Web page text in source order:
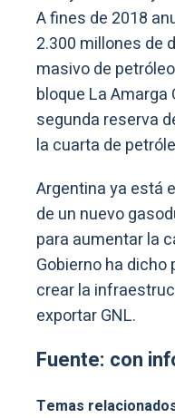
A fines de 2018
2.300 millones de
masivo de
bloque La Amarga
segunda reserva
la cuarta de
Argentina ya está
de un nuevo
para aumentar la
Gobierno ha
crear la
exportar GNL.
Fuente: con
Temas